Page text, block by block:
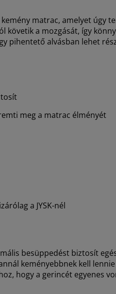
matrac, amelyet úgy
követik a mozgását, így
pihentető alvásban lehet
meg a matrac élményét
a JYSK-nél
besüppedést biztosít
keményebbnek kell
hogy a gerincét egyenes